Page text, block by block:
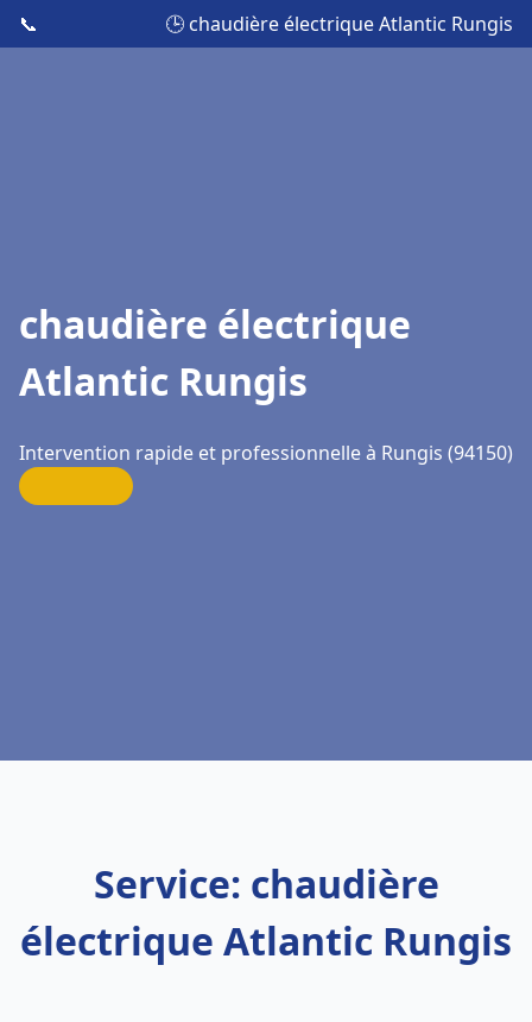
📞 🕒 chaudière électrique Atlantic Rungis
chaudière électrique
Atlantic Rungis
Intervention rapide et professionnelle à Rungis (94150)
Service: chaudière
électrique Atlantic Rungis